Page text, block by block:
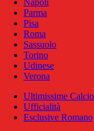
Parma
Pisa
Roma
Sassuolo
Torino
Udinese
Verona
Ultimissime
Ufficialità
Esclusive Romano